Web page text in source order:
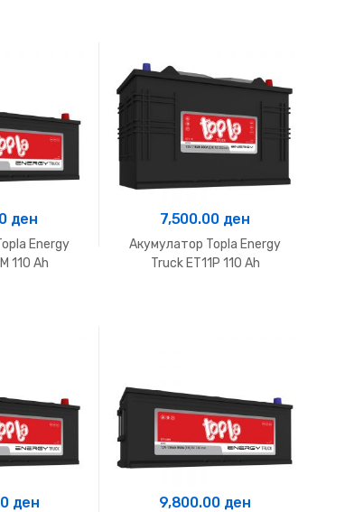
ден
Energy
110 Ah
7,500.00 ден
Акумулатор Topla Energy
Truck ET11P 110 Ah
ден 9,800.00 ден